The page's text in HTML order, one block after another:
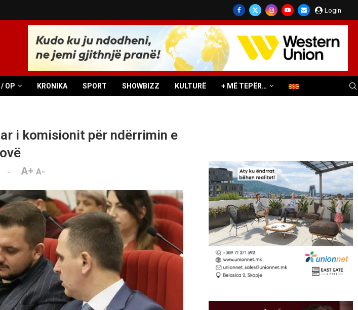
Login
/ OP KRONIKA SPORT SHOWBIZZ KULTURË + MË TEPËR…
i komisionit për ndërrimin e
A+ A-